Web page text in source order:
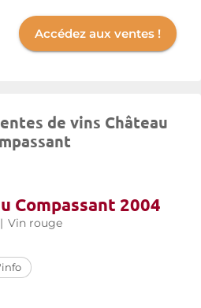
Accédez aux ventes !
de vins Château
Compassant 2004
| Vin rouge